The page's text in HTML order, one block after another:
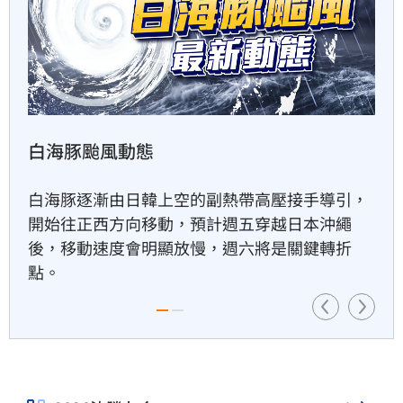
以AI對抗AI！北富銀組金融業防
詐聯盟
1小時前
1小時前
1小時前
白海豚颱風動態
白海豚逐漸由日韓上空的副熱帶高壓接手導引，
開始往正西方向移動，預計週五穿越日本沖繩
後，移動速度會明顯放慢，週六將是關鍵轉折
點。